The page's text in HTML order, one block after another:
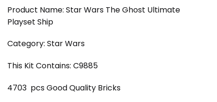
Product Name: Star Wars The Ghost Ultimate
Playset Ship
Category: Star Wars
This Kit Contains: C9885
4703 pcs Good Quality Bricks